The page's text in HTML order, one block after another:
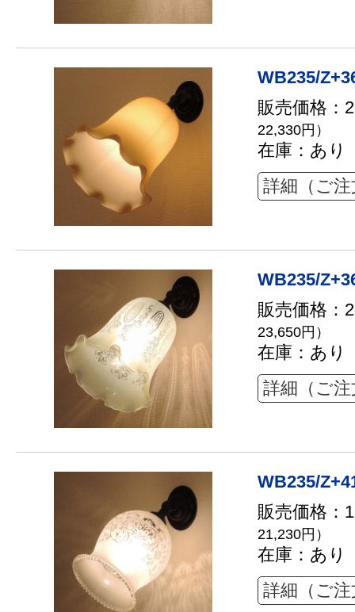
WB235/
販売価格：
22,330円）
在庫：あり
詳細（ご
WB235/
販売価格：
23,650円）
在庫：あり
詳細（ご
WB235/
販売価格：
21,230円）
在庫：あり
詳細（ご